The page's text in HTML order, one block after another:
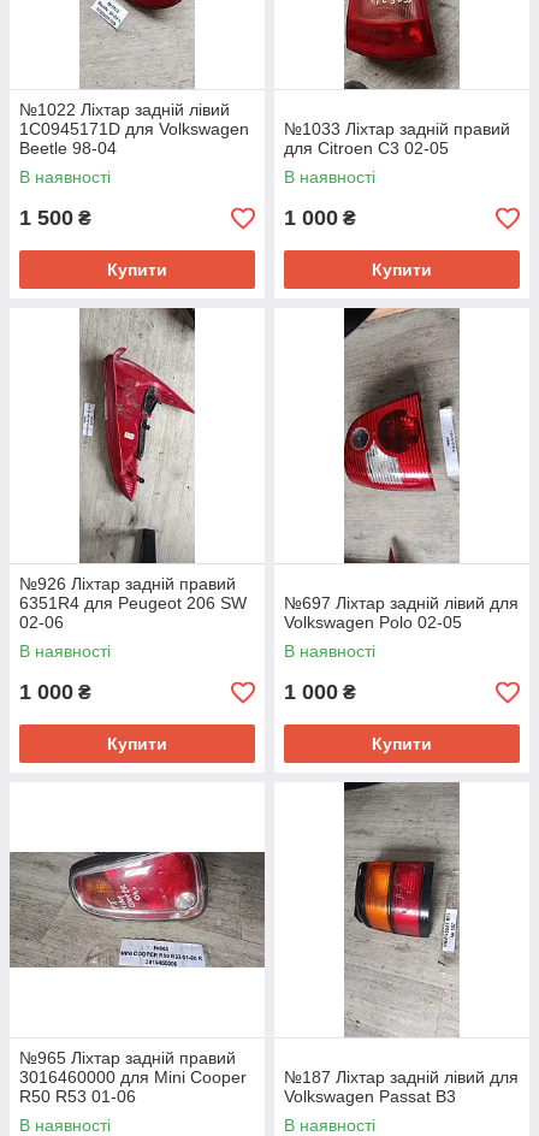
№1022 Ліхтар задній лівий
1C0945171D для Volkswagen
Beetle 98-04
В наявності
1 500 ₴
Купити
№1033 Ліхтар задній правий
для Citroen C3 02-05
В наявності
1 000 ₴
Купити
№926 Ліхтар задній правий
6351R4 для Peugeot 206 SW
02-06
В наявності
1 000 ₴
Купити
№697 Ліхтар задній лівий для
Volkswagen Polo 02-05
В наявності
1 000 ₴
Купити
№965 Ліхтар задній правий
3016460000 для Mini Cooper
R50 R53 01-06
В наявності
№187 Ліхтар задній лівий для
Volkswagen Passat B3
В наявності